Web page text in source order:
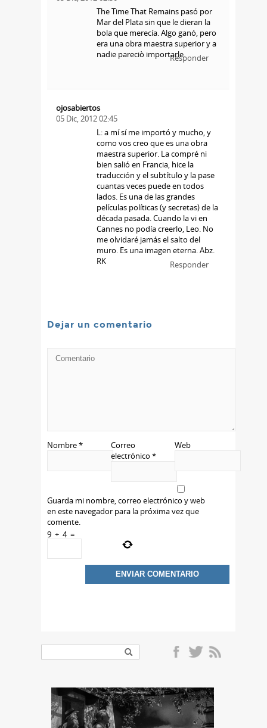
The Time That Remains pasó por
Mar del Plata sin que le dieran la
bola que merecía. Algo ganó, pero
era una obra maestra superior y a
nadie pareciò importarle.Responder
ojosabiertos
05 Dic, 2012 02:45
L: a mí sí me importó y mucho, y
como vos creo que es una obra
maestra superior. La compré ni
bien salió en Francia, hice la
traducción y el subtítulo y la pase
cuantas veces puede en todos
lados. Es una de las grandes
películas políticas (y secretas) de la
década pasada. Cuando la vi en
Cannes no podía creerlo, Leo. No
me olvidaré jamás el salto del
muro. Es una imagen eterna. Abz.
RK
Responder
Dejar un comentario
Nombre*
Correo
electrónico*
Web
Guarda mi nombre, correo electrónico y web
en este navegador para la próxima vez que
comente.
9 + 4 =